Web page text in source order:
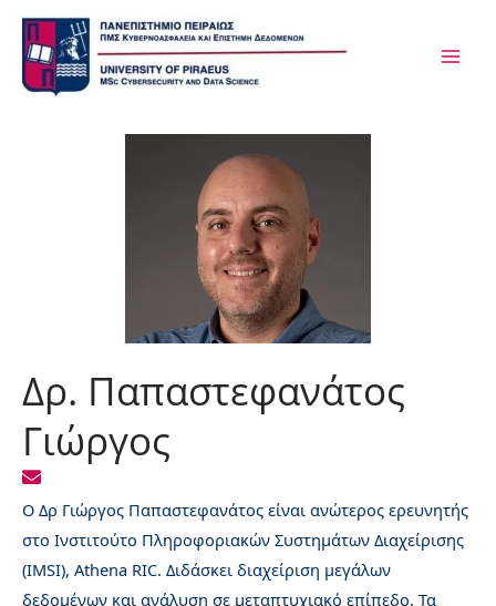
Μετάβαση
στο
περιεχόμενο
Δρ. Παπαστεφανάτος
Γιώργος
Ο Δρ Γιώργος Παπαστεφανάτος είναι ανώτερος ερευνητής
στο Ινστιτούτο Πληροφοριακών Συστημάτων Διαχείρισης
(IMSI), Athena RIC. Διδάσκει διαχείριση μεγάλων
δεδομένων και ανάλυση σε μεταπτυχιακό επίπεδο. Τα